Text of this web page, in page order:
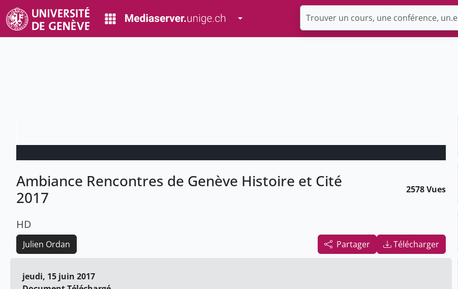
Toggle Dropdown
Ambiance Rencontres de Genève Histoire et Cité
2017
2578 Vues
HD
Partager Télécharger
Julien Ordan
jeudi, 15 juin 2017